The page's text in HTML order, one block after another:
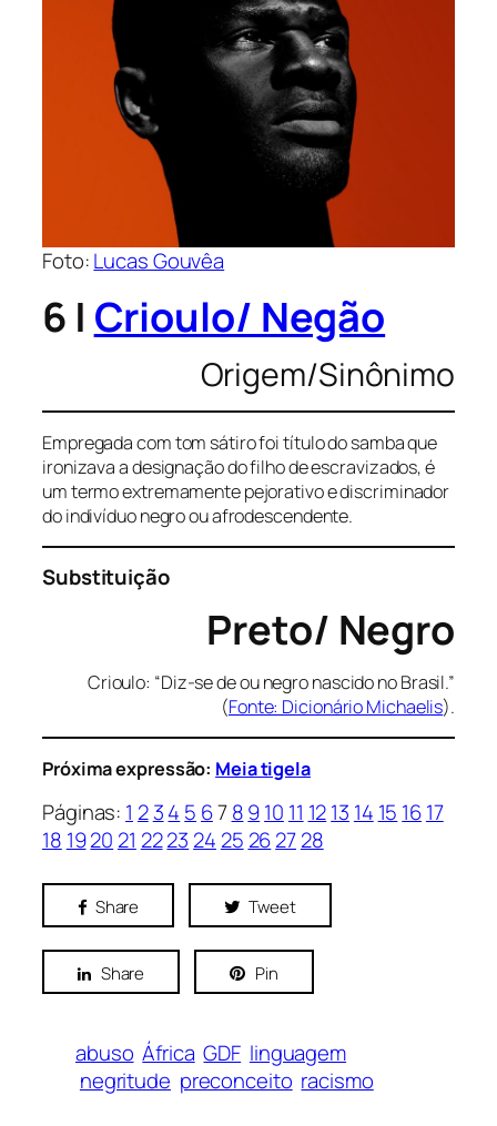
Foto:Lucas Gouvêa
6 | Crioulo/ Negão
Origem/Sinônimo
Empregada com tom sátiro foi título do samba que
ironizava a designação do filho de escravizados, é
um termo extremamente pejorativo e discriminador
do indivíduo negro ou afrodescendente.
Substituição
Preto/ Negro
Crioulo: “Diz-se de ou negro nascido no Brasil.”
(Fonte: Dicionário Michaelis).
Próxima expressão: Meia tigela
Páginas: 1 2 34 5 67 8910 11 1213 14 15 1617
18 1920 21 2223 24 25 262728
Share Tweet
Share Pin
abuso África GDF linguagem
negritude preconceito racismo